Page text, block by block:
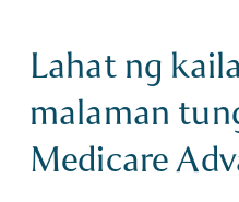
Lahat ng
malaman
Medicare